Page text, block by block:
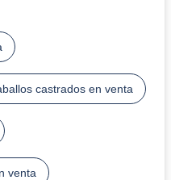
castrados en venta
venta